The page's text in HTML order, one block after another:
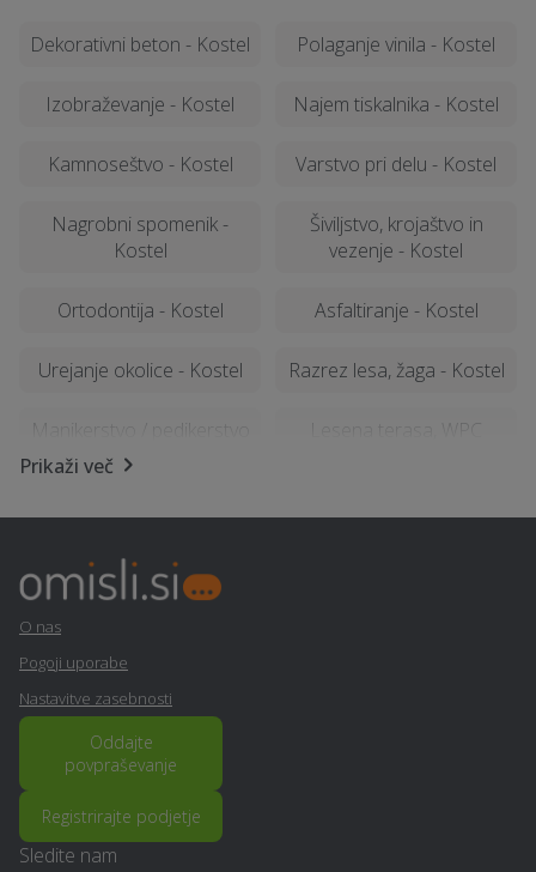
Dekorativni beton - Kostel Polaganje vinila - Kostel
Izobraževanje - Kostel Najem tiskalnika - Kostel
Kamnoseštvo - Kostel Varstvo pri delu - Kostel
Nagrobni spomenik -
Kostel
Šiviljstvo, krojaštvo in
vezenje - Kostel
Ortodontija - Kostel Asfaltiranje - Kostel
Urejanje okolice - Kostel Razrez lesa, žaga - Kostel
Manikerstvo / pedikerstvo
- Kostel
Lesena terasa, WPC
Visokotlačno čiščenje -
Nepremičninsko
zavarovanje - Kostel
Potovanja - Kostel
Pomoč na domu - Kostel
Namakalni sistem - Kostel
Prikaži več
O nas
Pogoji uporabe
Nastavitve zasebnosti
Oddajte
povpraševanje
Registrirajte podjetje
Sledite nam